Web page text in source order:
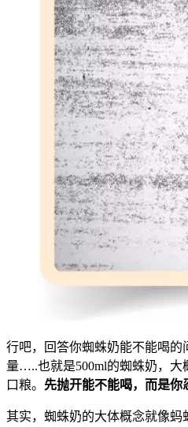
行吧，回答你蜘蛛奶能不能喝的
量…..也就是500ml的蜘蛛奶，大
口粮。 先抛开能不能喝，而是
其实，蜘蛛奶的大体概念就像蚂